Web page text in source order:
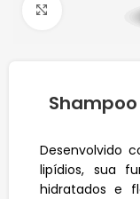
Click to
Desenvolvido
lipídios, sua
hidratados e